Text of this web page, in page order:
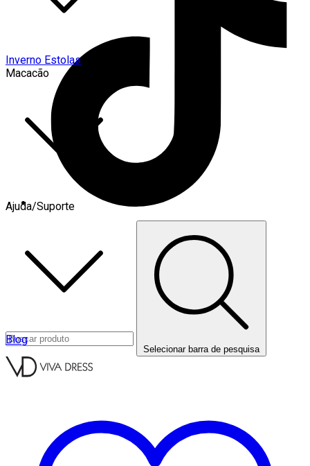
Inverno Estolas
Macacão
Ajuda/Suporte
Blog
Selecionar barra de pesquisa